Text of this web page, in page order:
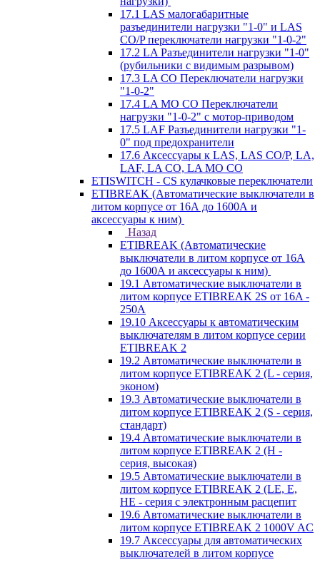
17.1 LAS малогабаритные
разъединители нагрузки "1-0" и LAS
CO/P переключатели нагрузки "1-0-2"
17.2 LA Разъединители нагрузки "1-0"
(рубильники с видимым разрывом)
17.3 LA CO Переключатели нагрузки
"1-0-2"
17.4 LA MO CO Переключатели
нагрузки "1-0-2" с мотор-приводом
17.5 LAF Разъединители нагрузки "1-
0" под предохранители
17.6 Аксессуары к LAS, LAS CO/P, LA,
LAF, LA CO, LA MO CO
ETISWITCH - CS кулачковые переключатели
ETIBREAK (Автоматические выключатели в
литом корпусе от 16А до 1600А и
аксессуары к ним)
Назад
ETIBREAK (Автоматические
выключатели в литом корпусе от 16А
до 1600А и аксессуары к ним)
19.1 Автоматические выключатели в
литом корпусе ETIBREAK 2S от 16A -
250A
19.10 Аксессуары к автоматическим
выключателям в литом корпусе серии
ETIBREAK 2
19.2 Автоматические выключатели в
литом корпусе ETIBREAK 2 (L - серия,
эконом)
19.3 Автоматические выключатели в
литом корпусе ETIBREAK 2 (S - серия,
стандарт)
19.4 Автоматические выключатели в
литом корпусе ETIBREAK 2 (H -
серия, высокая)
19.5 Автоматические выключатели в
литом корпусе ETIBREAK 2 (LE, E,
HE - серия с электронным расцепит
19.6 Автоматические выключатели в
литом корпусе ETIBREAK 2 1000V AC
19.7 Аксессуары для автоматических
выключателей в литом корпусе